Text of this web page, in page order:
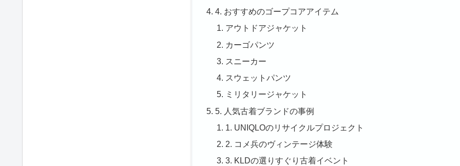
4. おすすめのゴープコアアイテム
アウトドアジャケット
カーゴパンツ
スニーカー
スウェットパンツ
ミリタリージャケット
5. 人気古着ブランドの事例
1. UNIQLOのリサイクルプロジェクト
2. コメ兵のヴィンテージ体験
3. KLDの選りすぐり古着イベント